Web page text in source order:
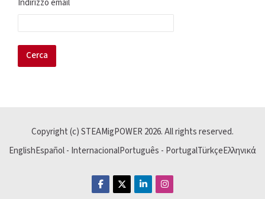
Indirizzo email
Copyright (c) STEAMigPOWER 2026. All rights reserved.
EnglishEspañol - InternacionalPortuguês - PortugalTürkçeΕλληνικά